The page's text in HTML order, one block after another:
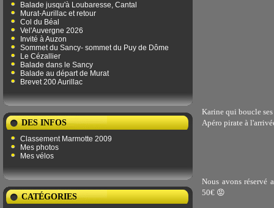
Balade jusqu'à Loubaresse, Cantal
Murat-Aurillac et retour
Col du Béal
Vel'Auvergne 2026
Invité à Auzon
Sommet du Sancy- sommet du Puy de Dôme
Le Cézallier
Balade dans le Sancy
Balade au départ de Murat
Brevet 200 Aurillac
DES INFOS
Classement Marmotte 2009
Mes photos
Mes vélos
CATÉGORIES
Karine qui boucle
Apéro pirate à
Nous avons réservé
50€ 😡